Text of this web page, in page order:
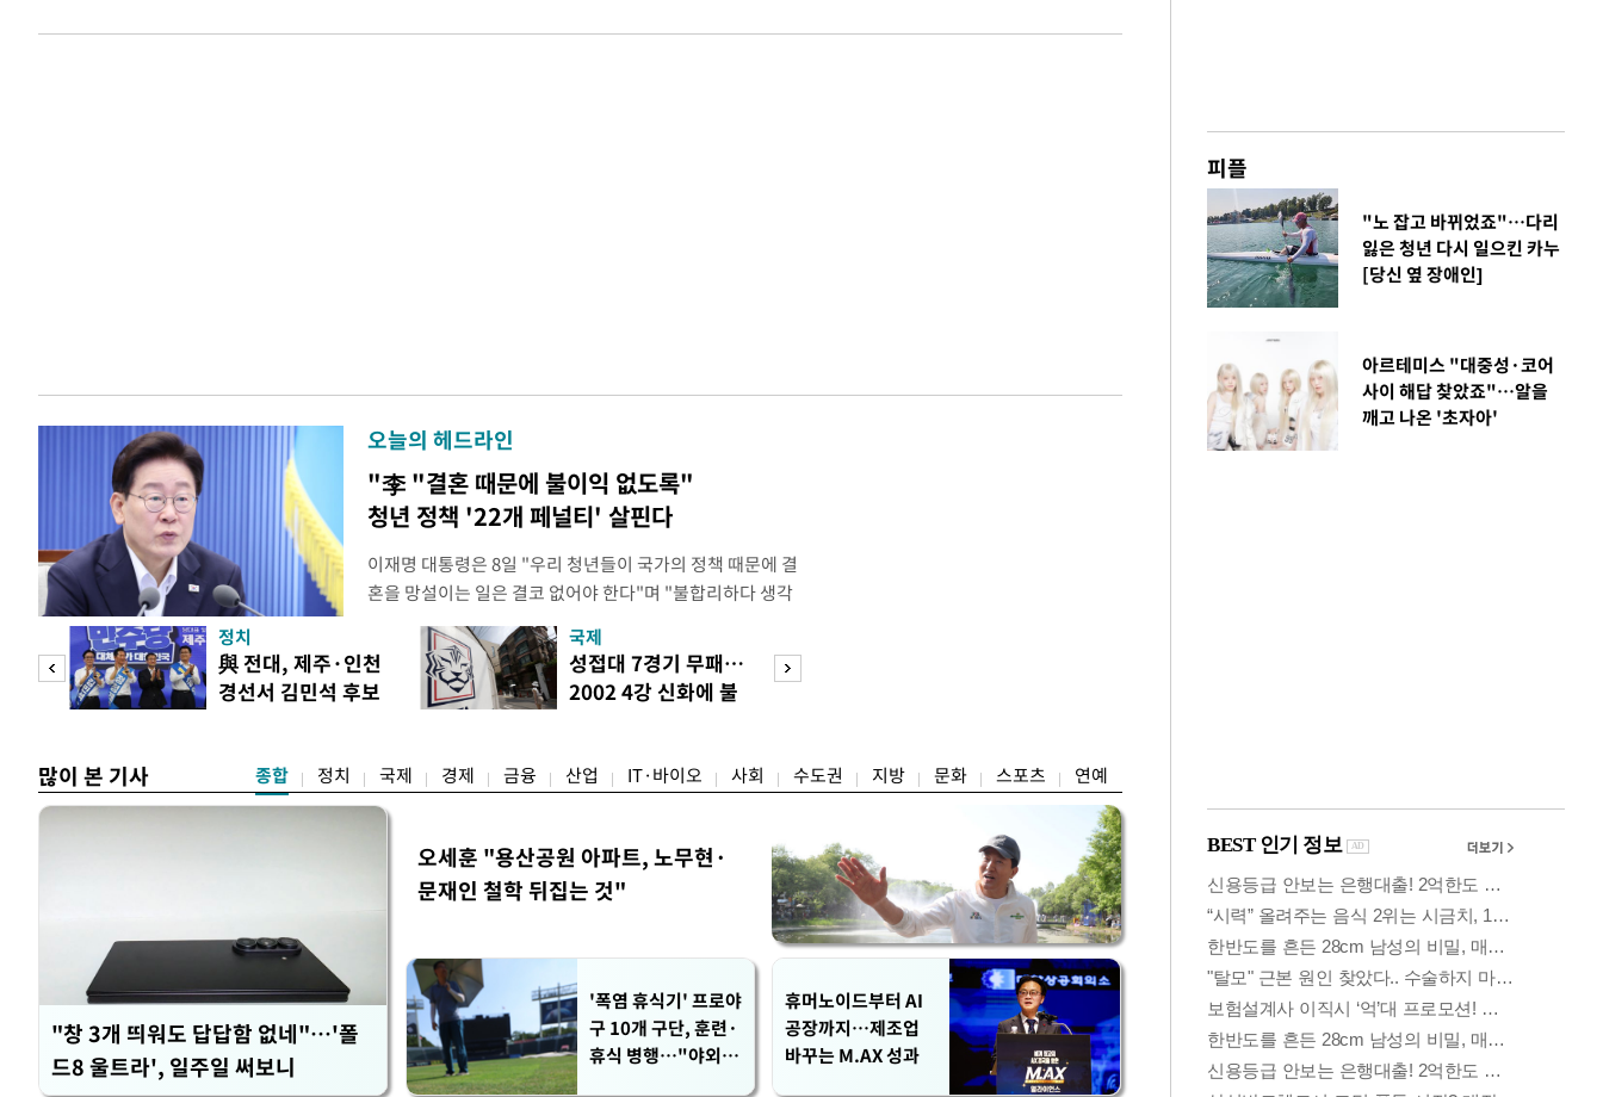
오늘의 헤드라인
"李 "결혼 때문에 불이익 없도록"
청년 정책 '22개 페널티' 살핀다
이재명 대통령은 8일 "우리 청년들이 국가의 정책 때문에 결
혼을 망설이는 일은 결코 없어야 한다"며 "불합리하다 생각
하는 제도가 있을 경우 편하게 말씀해주시면 좋겠다"고 했
다. 이 대통령은 이날 오후 X(옛 트위터)에 '청년들의 목소리
로 찾은 결혼 페널티 22개' 자료를 공유하며 이같이 적었다.
이 대통령은 "결혼으로 인해 겪을 수 있는 제도
정치
與 전대, 제주·인천
경선서 김민석 후보
국제
성접대 7경기 무패…
2002 4강 신화에 불
많이 본 기사 종합 정치 국제 경제 금융 산업 IT·바이오 사회 수도권 지방 문화 스포츠 연예
"창 3개 띄워도 답답함 없네"…'폴
드8 울트라', 일주일 써보니
오세훈 "용산공원 아파트, 노무현·
문재인 철학 뒤집는 것"
'폭염 휴식기' 프로야
구 10개 구단, 훈련·
휴식 병행…"야외 훈
휴머노이드부터 AI
공장까지…제조업
바꾸는 M.AX 성과
피플
"노 잡고 바뀌었죠"…다리
잃은 청년 다시 일으킨 카누
[당신 옆 장애인]
아르테미스 "대중성·코어
사이 해답 찾았죠"…알을
깨고 나온 '초자아'